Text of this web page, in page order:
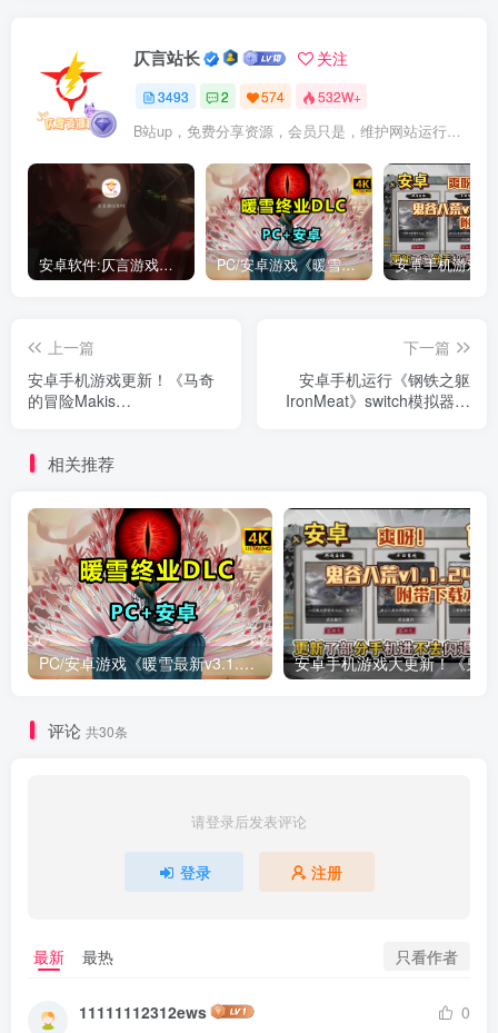
仄言站长 关注
3493 2 574 532W+
B站up，免费分享资源，会员只是，维护网站运行，会员权利为可以支持本地下载，更多内容，敬请期待！
安卓软件:仄言游戏库4.0APP全新上架了！没有下的赶紧下载呀！ PC/安卓游戏《暖雪最新v3.1.0.1》终业DLC整合版！
上一篇
安卓手机游戏更新！《马奇
的冒险Makis
下一篇
安卓手机运行《钢铁之躯
IronMeat》switch模拟器！
相关推荐
PC/安卓游戏《暖雪最新v3.1.0.1》终业DLC整合版！
评论 共30条
请登录后发表评论
登录 注册
最新 最热 只看作者
11111112312ews
0